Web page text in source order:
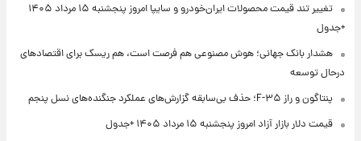
تغییر تند قیمت محصولات ایران‌خودرو و سایپا امروز پنجشنبه ۱۵ مرداد ۱۴۰۵
+جدول
هشدار بانک جهانی؛ هوش مصنوعی هم فرصت است، هم ریسک برای اقتصادهای
درحال توسعه
پنتاگون و راز F-۳۵؛ حذف بی‌سابقه گزارش‌های عملکرد جنگنده‌های نسل پنجم
قیمت دلار بازار آزاد امروز پنجشنبه ۱۵ مرداد ۱۴۰۵ +جدول